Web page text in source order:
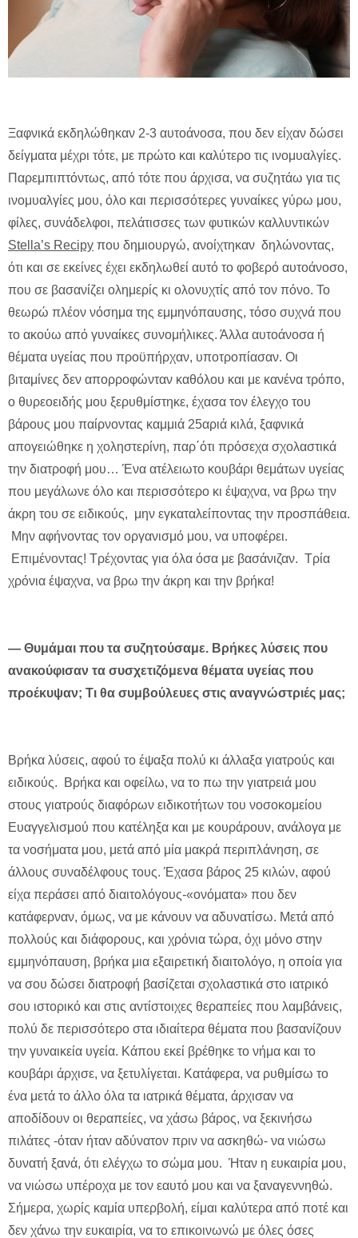
Ξαφνικά εκδηλώθηκαν 2-3 αυτοάνοσα, που δεν είχαν δώσει
δείγματα μέχρι τότε, με πρώτο και καλύτερο τις ινομυαλγίες.
Παρεμπιπτόντως, από τότε που άρχισα, να συζητάω για τις
ινομυαλγίες μου, όλο και περισσότερες γυναίκες γύρω μου,
φίλες, συνάδελφοι, πελάτισσες των φυτικών καλλυντικών
Stella’s Recipy που δημιουργώ, ανοίχτηκαν δηλώνοντας,
ότι και σε εκείνες έχει εκδηλωθεί αυτό το φοβερό αυτοάνοσο,
που σε βασανίζει ολημερίς κι ολονυχτίς από τον πόνο. Το
θεωρώ πλέον νόσημα της εμμηνόπαυσης, τόσο συχνά που
το ακούω από γυναίκες συνομήλικες. Άλλα αυτοάνοσα ή
θέματα υγείας που προϋπήρχαν, υποτροπίασαν. Οι
βιταμίνες δεν απορροφώνταν καθόλου και με κανένα τρόπο,
ο θυρεοειδής μου ξερυθμίστηκε, έχασα τον έλεγχο του
βάρους μου παίρνοντας καμμιά 25αριά κιλά, ξαφνικά
απογειώθηκε η χοληστερίνη, παρ΄ότι πρόσεχα σχολαστικά
την διατροφή μου… Ένα ατέλειωτο κουβάρι θεμάτων υγείας
που μεγάλωνε όλο και περισσότερο κι έψαχνα, να βρω την
άκρη του σε ειδικούς, μην εγκαταλείποντας την προσπάθεια.
Μην αφήνοντας τον οργανισμό μου, να υποφέρει.
Επιμένοντας! Τρέχοντας για όλα όσα με βασάνιζαν. Τρία
χρόνια έψαχνα, να βρω την άκρη και την βρήκα!
— Θυμάμαι που τα συζητούσαμε. Βρήκες λύσεις που
ανακούφισαν τα συσχετιζόμενα θέματα υγείας που
προέκυψαν; Τι θα συμβούλευες στις αναγνώστριές μας;
Βρήκα λύσεις, αφού το έψαξα πολύ κι άλλαξα γιατρούς και
ειδικούς. Βρήκα και οφείλω, να το πω την γιατρειά μου
στους γιατρούς διαφόρων ειδικοτήτων του νοσοκομείου
Ευαγγελισμού που κατέληξα και με κουράρουν, ανάλογα με
τα νοσήματα μου, μετά από μία μακρά περιπλάνηση, σε
άλλους συναδέλφους τους. Έχασα βάρος 25 κιλών, αφού
είχα περάσει από διαιτολόγους-«ονόματα» που δεν
κατάφερναν, όμως, να με κάνουν να αδυνατίσω. Μετά από
πολλούς και διάφορους, και χρόνια τώρα, όχι μόνο στην
εμμηνόπαυση, βρήκα μια εξαιρετική διαιτολόγο, η οποία για
να σου δώσει διατροφή βασίζεται σχολαστικά στο ιατρικό
σου ιστορικό και στις αντίστοιχες θεραπείες που λαμβάνεις,
πολύ δε περισσότερο στα ιδιαίτερα θέματα που βασανίζουν
την γυναικεία υγεία. Κάπου εκεί βρέθηκε το νήμα και το
κουβάρι άρχισε, να ξετυλίγεται. Κατάφερα, να ρυθμίσω το
ένα μετά το άλλο όλα τα ιατρικά θέματα, άρχισαν να
αποδίδουν οι θεραπείες, να χάσω βάρος, να ξεκινήσω
πιλάτες -όταν ήταν αδύνατον πριν να ασκηθώ- να νιώσω
δυνατή ξανά, ότι ελέγχω το σώμα μου. Ήταν η ευκαιρία μου,
να νιώσω υπέροχα με τον εαυτό μου και να ξαναγεννηθώ.
Σήμερα, χωρίς καμία υπερβολή, είμαι καλύτερα από ποτέ και
δεν χάνω την ευκαιρία, να το επικοινωνώ με όλες όσες